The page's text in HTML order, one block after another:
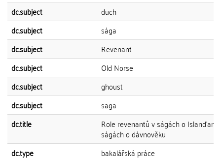
dc.subject
duch
dc.subject
sága
dc.subject
Revenant
dc.subject
Old Norse
dc.subject
ghoust
dc.subject
saga
dc.title
Role revenantů v ságách o
ságách o dávnověku
dc.type
bakalářská práce